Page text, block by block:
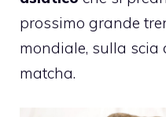
prossimo grande
mondiale, sulla scia
matcha.